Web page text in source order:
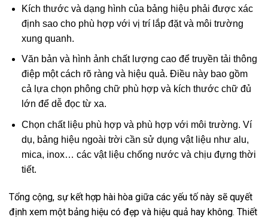
Kích thước và dạng hình của bảng hiệu phải được xác
định sao cho phù hợp với vị trí lắp đặt và môi trường
xung quanh.
Văn bản và hình ảnh chất lượng cao để truyền tải thông
điệp một cách rõ ràng và hiệu quả. Điều này bao gồm
cả lựa chọn phông chữ phù hợp và kích thước chữ đủ
lớn để dễ đọc từ xa.
Chọn chất liệu phù hợp và phù hợp với môi trường. Ví
dụ, bảng hiệu ngoài trời cần sử dụng vật liệu như alu,
mica, inox… các vật liệu chống nước và chịu đựng thời
tiết.
Tổng cộng, sự kết hợp hài hòa giữa các yếu tố này sẽ quyết
định xem một bảng hiệu có đẹp và hiệu quả hay không. Thiết